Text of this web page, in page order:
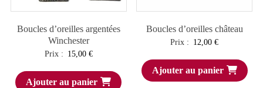
Boucles d’oreilles argentées
Winchester
Prix : 15,00 €
Ajouter au panier
Boucles d’oreilles château
Prix : 12,00€
Ajouter au panier